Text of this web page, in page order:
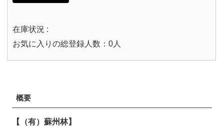
在庫状況 :
お気に入りの総登録人数：0人
概要
【（有）蘇州林】